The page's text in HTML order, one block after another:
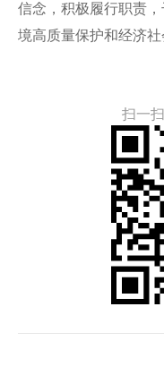
信念，积极履行职责
境高质量保护和经济社
扫一